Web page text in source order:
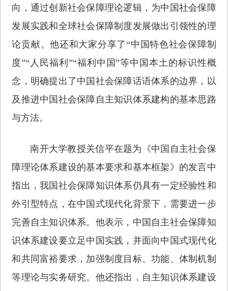
向，通过创新社会保障理论逻辑，为中国社会保障
发展实践和全球社会保障制度发展做出引领性的理
论贡献。他还和大家分享了“中国特色社会保障制
度”“人民福利”“福利中国”等中国本土的标识性概
念，明确提出了中国社会保障话语体系的边界，以
及推进中国社会保障自主知识体系建构的基本思路
与方法。
南开大学教授关信平在题为《中国自主社会保
障理论体系建设的基本要求和基本框架》的发言中
指出，我国社会保障知识体系仍具有一定经验性和
外引型特点，在中国式现代化背景下，需要进一步
完善自主知识体系。他表示，中国自主社会保障知
识体系建设要立足中国实践，并面向中国式现代化
和共同富裕要求，加强制度目标、功能、体制机制
等理论与实务研究。他还指出，自主知识体系建设